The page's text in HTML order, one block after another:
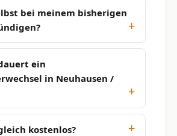
bei meinem bisherigen
ein
in Neuhausen /
kostenlos?